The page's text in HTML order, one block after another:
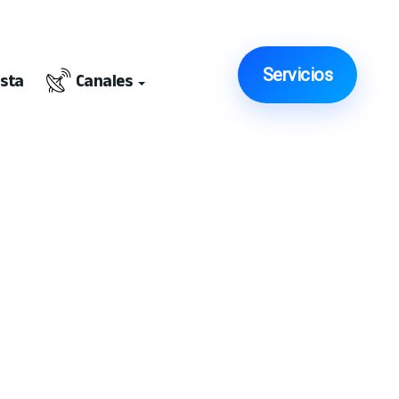
Canales Servicios